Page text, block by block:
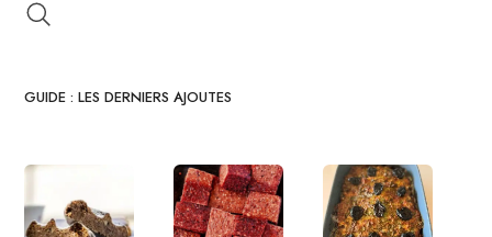
GUIDE : LES DERNIERS AJOUTES